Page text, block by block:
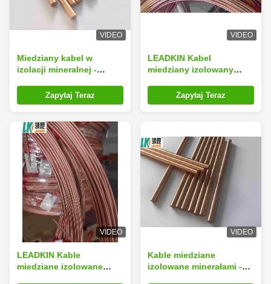
VIDEO
Miedziany kabel w
izolacji mineralnej -
zastosowań
przemysłowych i
Zapytaj Teraz
VIDEO
LEADKIN Kabel
miedziany izolowany
Zapytaj Teraz
VIDEO
LEADKIN Kable
miedziane izolowane
VIDEO
Kable miedziane
izolowane minerałami -